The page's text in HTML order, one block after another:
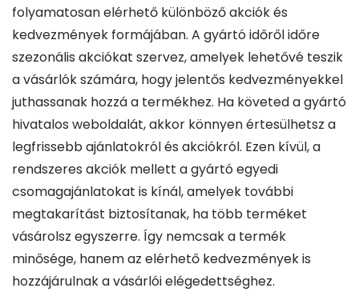
folyamatosan elérhető különböző akciók és
kedvezmények formájában. A gyártó időről időre
szezonális akciókat szervez, amelyek lehetővé teszik
a vásárlók számára, hogy jelentős kedvezményekkel
juthassanak hozzá a termékhez. Ha követed a gyártó
hivatalos weboldalát, akkor könnyen értesülhetsz a
legfrissebb ajánlatokról és akciókról. Ezen kívül, a
rendszeres akciók mellett a gyártó egyedi
csomagajánlatokat is kínál, amelyek további
megtakarítást biztosítanak, ha több terméket
vásárolsz egyszerre. Így nemcsak a termék
minősége, hanem az elérhető kedvezmények is
hozzájárulnak a vásárlói elégedettséghez.